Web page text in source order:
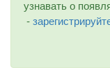
узнавать о
-